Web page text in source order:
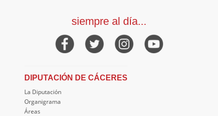
siempre al día...
DIPUTACIÓN DE CÁCERES
La Diputación
Organigrama
Áreas